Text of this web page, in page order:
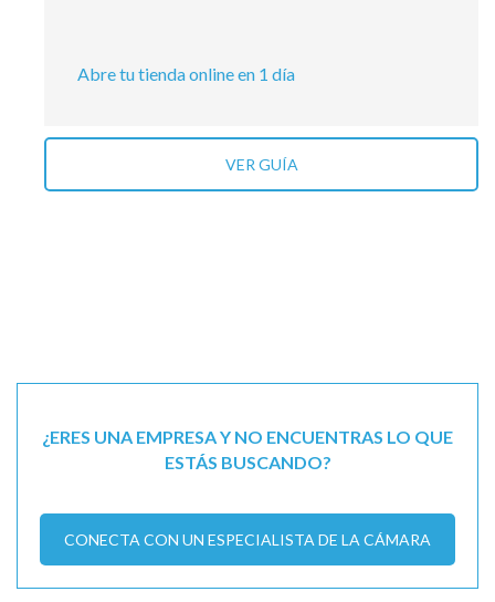
Abre tu tienda online en 1 día
VER GUÍA
¿ERES UNA EMPRESA Y NO ENCUENTRAS LO QUE
ESTÁS BUSCANDO?
CONECTA CON UN ESPECIALISTA DE LA CÁMARA